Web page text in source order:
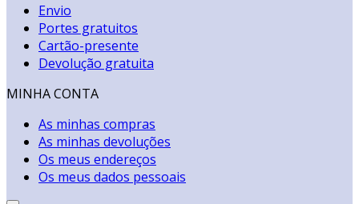
Envio
Portes gratuitos
Cartão-presente
Devolução gratuita
MINHA CONTA
As minhas compras
As minhas devoluções
Os meus endereços
Os meus dados pessoais